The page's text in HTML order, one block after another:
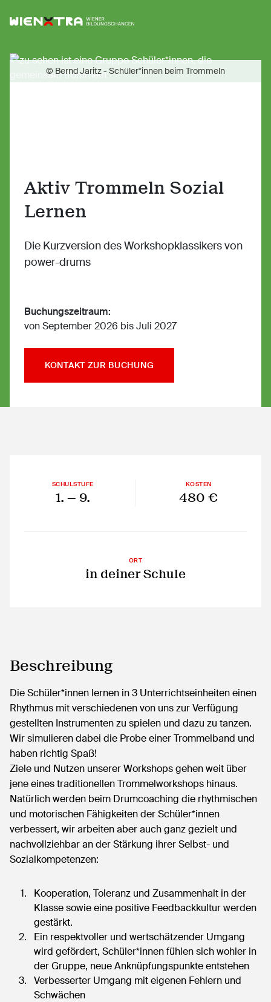
Logo Wiener Bildungschancen
Aktiv Trommeln Sozial
Lernen
Die Kurzversion des Workshopklassikers von
power-drums
Buchungszeitraum:
von September 2026 bis Juli 2027
KONTAKT ZUR BUCHUNG
© Bernd Jaritz - Schüler*innen beim Trommeln
SCHULSTUFE
1. — 9.
KOSTEN
480 €
ORT
in deiner Schule
Beschreibung
Die Schüler*innen lernen in 3 Unterrichtseinheiten einen
Rhythmus mit verschiedenen von uns zur Verfügung
gestellten Instrumenten zu spielen und dazu zu tanzen.
Wir simulieren dabei die Probe einer Trommelband und
haben richtig Spaß!
Ziele und Nutzen unserer Workshops gehen weit über
jene eines traditionellen Trommelworkshops hinaus.
Natürlich werden beim Drumcoaching die rhythmischen
und motorischen Fähigkeiten der Schüler*innen
verbessert, wir arbeiten aber auch ganz gezielt und
nachvollziehbar an der Stärkung ihrer Selbst- und
Sozialkompetenzen:
Kooperation, Toleranz und Zusammenhalt in der
Klasse sowie eine positive Feedbackkultur werden
gestärkt.
Ein respektvoller und wertschätzender Umgang
wird gefördert, Schüler*innen fühlen sich wohler in
der Gruppe, neue Anknüpfungspunkte entstehen
Verbesserter Umgang mit eigenen Fehlern und
Schwächen